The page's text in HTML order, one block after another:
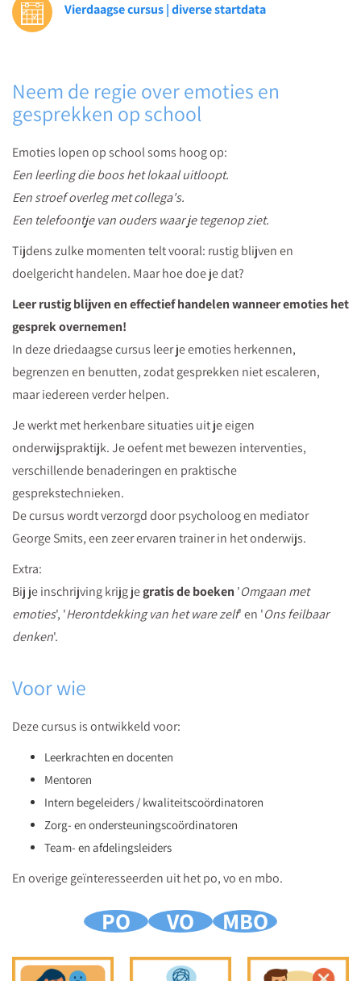
lastige
rust
bewaart
samen
oplossingen
komt?
Ontdek
het
met
een
praktische
zelftest.
minuten
weet
welke
voorkeursstrategie
automatisch
Vierdaagse cursus | diverse startdata
Neem de regie over emoties en
gesprekken op school
Emoties lopen op school soms hoog op:
Een leerling die boos het lokaal uitloopt.
Een stroef overleg met collega's.
Een telefoontje van ouders waar je tegenop ziet.
Tijdens zulke momenten telt vooral: rustig blijven en
doelgericht handelen. Maar hoe doe je dat?
Leer rustig blijven en effectief handelen wanneer emoties het
gesprek overnemen!
In deze driedaagse cursus leer je emoties herkennen,
begrenzen en benutten, zodat gesprekken niet escaleren,
maar iedereen verder helpen.
Je werkt met herkenbare situaties uit je eigen
onderwijspraktijk. Je oefent met bewezen interventies,
verschillende benaderingen en praktische
gesprekstechnieken.
De cursus wordt verzorgd door psycholoog en mediator
George Smits, een zeer ervaren trainer in het onderwijs.
Extra:
Bij je inschrijving krijg jegratis de boeken 'Omgaan met
emoties', 'Herontdekking van het ware zelf' en 'Ons feilbaar
denken'.
Voor wie
Deze cursus is ontwikkeld voor:
Leerkrachten en docenten
Mentoren
Intern begeleiders / kwaliteitscoördinatoren
Zorg- en ondersteuningscoördinatoren
Team- en afdelingsleiders
En overige geïnteresseerden uit het po, vo en mbo.
PO VO MBO